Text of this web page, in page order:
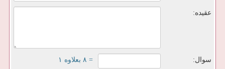
عقیده:
سوال: = ۸ بعلاوه ۱